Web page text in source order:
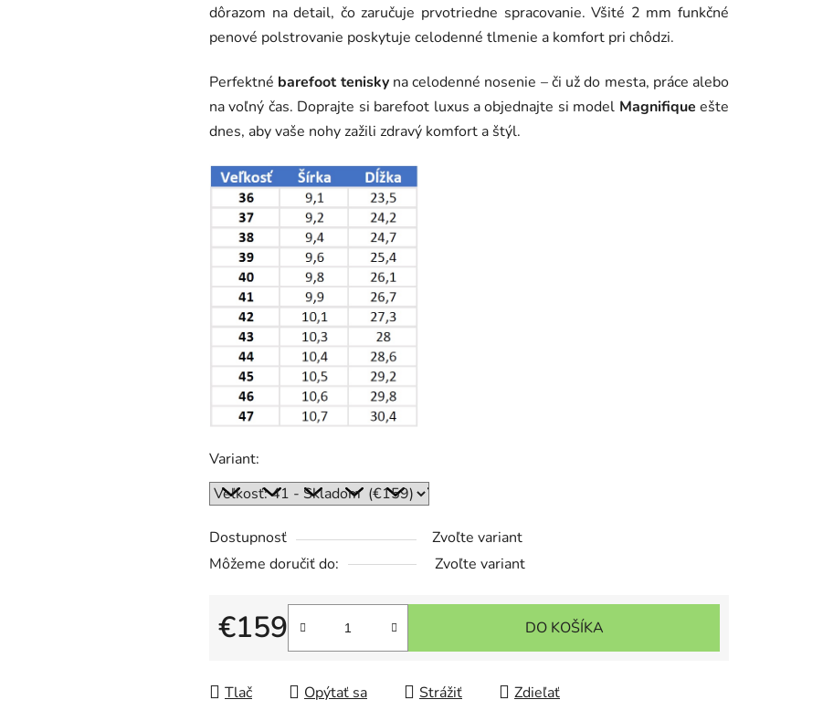
dôrazom na detail, čo zaručuje prvotriedne spracovanie. Všité 2 mm funkčné
penové polstrovanie poskytuje celodenné tlmenie a komfort pri chôdzi.
Perfektné barefoot teniskyna celodenné nosenie – či už do mesta, práce alebo
na voľný čas. Doprajte si barefoot luxus a objednajte si model Magnifique ešte
dnes, aby vaše nohy zažili zdravý komfort a štýl.
Variant:
Dostupnosť
Zvoľte variant
Môžeme doručiť do:
Zvoľte variant
€159
Jednotková cena:
DO KOŠÍKA
Tlač Opýtať sa Strážiť Zdieľať